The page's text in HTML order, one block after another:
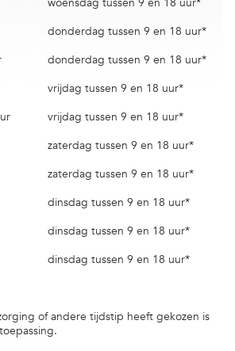
donderdag tussen 9 en 18 uur*
donderdag tussen 9 en 18 uur*
vrijdag tussen 9 en 18 uur*
vrijdag tussen 9 en 18 uur*
zaterdag tussen 9 en 18 uur*
zaterdag tussen 9 en 18 uur*
dinsdag tussen 9 en 18 uur*
dinsdag tussen 9 en 18 uur*
dinsdag tussen 9 en 18 uur*
of andere tijdstip heeft gekozen is